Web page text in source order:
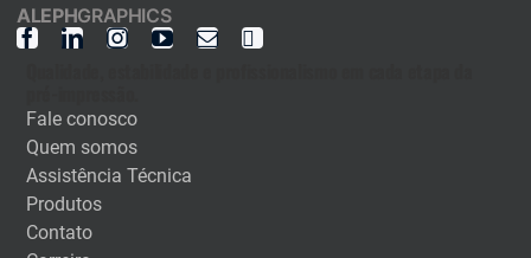
ALEPHGRAPHICS
Fale conosco
Quem somos
Assistência Técnica
Produtos
Contato